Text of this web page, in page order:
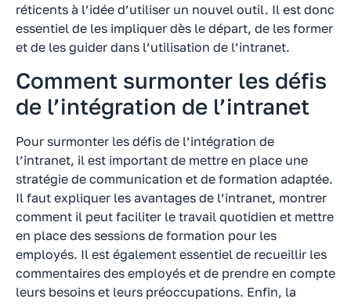
réticents à l’idée d’utiliser un nouvel outil. Il est donc
essentiel de les impliquer dès le départ, de les former
et de les guider dans l’utilisation de l’intranet.
Comment surmonter les défis
de l’intégration de l’intranet
Pour surmonter les défis de l’intégration de
l’intranet, il est important de mettre en place une
stratégie de communication et de formation adaptée.
Il faut expliquer les avantages de l’intranet, montrer
comment il peut faciliter le travail quotidien et mettre
en place des sessions de formation pour les
employés. Il est également essentiel de recueillir les
commentaires des employés et de prendre en compte
leurs besoins et leurs préoccupations. Enfin, la